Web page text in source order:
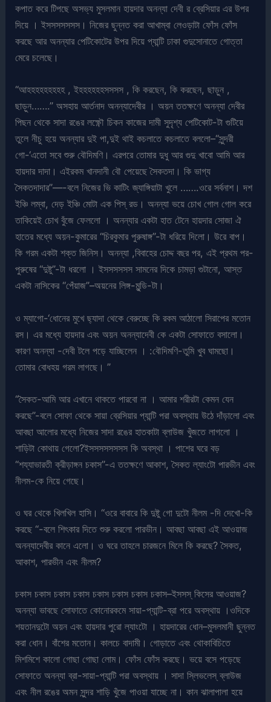
কপাত করে টিপছে অসভ্য মুসলমান হায়দার অনন্যা দেবী র ব্রেসিয়ার এর উপর
দিয়ে । ইসসসসসসস। নিজের ছুন্নত করা আখাম্বা লেওড়াটা ফোঁস ফোঁস
করছে আর অনন্যার পেটিকোটের উপর দিয়ে প্যান্টি ঢাকা গুদুসোনাতে গোত্তা
মেরে চলেছে।
“আহহহহহহহহহ , ইহহহহহহসসসস , কি করছেন, কি করছেন, ছাড়ুন ,
ছাড়ুন…….” অসহায় আর্তনাদ অনন্যাদেবীর । অয়ন ততক্ষণে অনন্যা দেবীর
পিছন থেকে সাদা রঙের লক্ষ্ণৌ চিকন কাজের দামী সুদৃশ্য পেটিকোট-টা গুটিয়ে
তুলে নীচু হয়ে অনন্যার দুই পা,দুই থাই কচলাতে কচলাতে বললো–“সুন্দরী
গো-‘এতো সবে শুরু বৌদিমণি। এরপরে তোমার দুধু আর গুদু খাবো আমি আর
হায়দার দাদা। এইরকম খানদানী বৌ পেয়েছে সৈকতদা। কি ভাগ্য
সৈকতদাদার”—-বলে নিজের ভি কাটিং জ্যাঙ্গিয়াটা খুলে …….ওরে সর্বনাশ। দশ
ইঞ্চি লম্বা, দেড় ইঞ্চি মোটা এক পিস্ রড। অনন্যা ভয়ে চোখ গোল গোল করে
তাকিয়েই চোখ বুঁজে ফেললো । অনন্যার একটা হাত টেনে হায়দার সোজা ঐ
হাতের মধ্যে অয়ন-কুমারের “চিরকুমার পুরুষাঙ্গ”-টা ধরিয়ে দিলো। উরে বাপ।
কি গরম একটা শক্ত জিনিস। অনন্যা ,বিবাহের চোদ্দ বছর পর, এই প্রথম পর-
পুরুষের “দুষ্টু”-টা ধরলো । ইসসসসসস সামনের দিকে চামড়া গুটানো, আস্ত
একটা নাসিকের “পেঁয়াজ”–অয়নের লিঙ্গ-মুন্ডি-টা।
ও ম্যাগো-‘ধোনের মুখে ছ্যাদা থেকে বেরুচ্ছে কি রকম আঠালো সিরাপের মতোন
রস। এর মধ্যে হায়দার এবং অয়ন অনন্যাদেবী কে একটা সোফাতে বসালো।
কারণ অনন্যা -দেবী টলে পড়ে যাচ্ছিলেন । :বৌদিমণি-তুমি খুব ঘামছো।
তোমার বোধহয় গরম লাগছে। ”
“সৈকত-আমি আর এখানে থাকতে পারবো না । আমার শরীরটা কেমন যেন
করছে”-বলে সোফা থেকে সায়া ব্রেসিয়ার প্যান্টি পরা অবস্থায় উঠে দাঁড়ালো এবং
আবছা আলোর মধ্যে নিজের সাদা রঙের হাতকাটা ব্লাউজ খুঁজতে লাগলো ।
শাড়িটা কোথায় গেলো?ইসসসসসসসস কি অবস্থা । পাশের ঘরে বড়
“শয্যাভারতী ক্রীড়াঙ্গন চকাস”-এ ততক্ষণে আকাশ, সৈকত ল্যাংটো পারভীন এবং
নীলম-কে নিয়ে গেছে।
ও ঘর থেকে খিলখিল হাসি। “ওরে বাবারে কি দুষ্টু গো দুটো নীলম -দি দেখো-কি
করছে “-বলে শিৎকার দিতে শুরু করলো পারভীন। আবছা আবছা এই আওয়াজ
অনন্যাদেবীর কানে এলো। ও ঘরে তাহলে চারজনে মিলে কি করছে? সৈকত,
আকাশ, পারভীন এবং নীলম?
চকাস চকাস চকাস চকাস চকাস চকাস চকাস চকাস–ইসসস্ কিসের আওয়াজ?
অনন্যা ভাবছে সোফাতে কোনোরকমে সায়া-প্যান্টি-ব্রা পরে অবস্থায় ।ওদিকে
শয়তানদুটো অয়ন এবং হায়দার পুরো ল্যাংটো । হায়দারের ধোন–মুসলমানী ছুন্নত
করা ধোন। বাঁশের মতোন। কালচে বাদামী। গোড়াতে এবং থোকাবিচিতে
মিশমিশে কালো গোছা গোছা লোম। ফোঁস ফোঁস করছে। ভয়ে বসে পড়েছে
সোফাতে অনন্যা ব্রা-সায়া-প্যান্টি পরা অবস্থায় । সাদা স্লিভলেস্ ব্লাউজ
এবং নীল রঙের অমন সুন্দর শাড়ি খুঁজে পাওয়া যাচ্ছে না। কান ঝালাপালা হয়ে